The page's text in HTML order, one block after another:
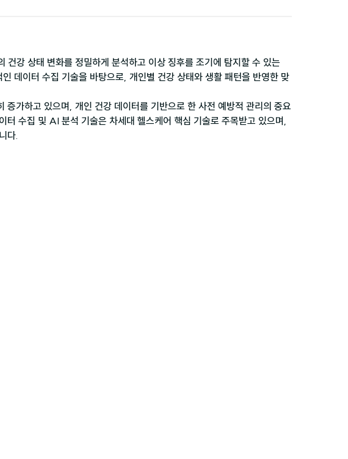
강 상태 변화를 정밀하게 분석하고 이상 징후를 조기에 탐지할 수 있는
데이터 수집 기술을 바탕으로, 개인별 건강 상태와 생활 패턴을 반영한 맞
가하고 있으며, 개인 건강 데이터를 기반으로 한 사전 예방적 관리의 중요
수집 및 AI 분석 기술은 차세대 헬스케어 핵심 기술로 주목받고 있으며,
다.